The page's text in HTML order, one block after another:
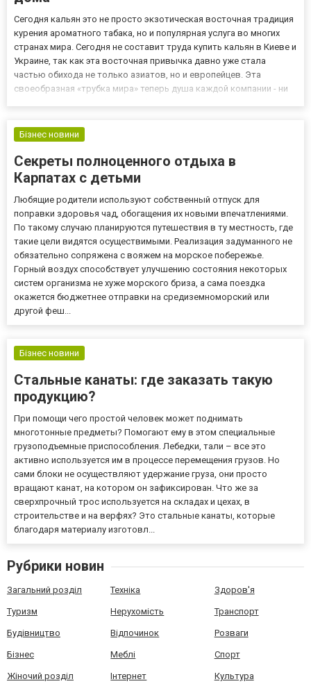
Сегодня кальян это не просто экзотическая восточная традиция
курения ароматного табака, но и популярная услуга во многих
странах мира. Сегодня не составит труда купить кальян в Киеве и
Украине, так как эта восточная привычка давно уже стала
частью обихода не только азиатов, но и европейцев. Эта
своеобразная «трубка мира» теперь душа каждой компании - ни
Бізнес новини
Секреты полноценного отдыха в
Карпатах с детьми
Любящие родители используют собственный отпуск для
поправки здоровья чад, обогащения их новыми впечатлениями.
По такому случаю планируются путешествия в ту местность, где
такие цели видятся осуществимыми. Реализация задуманного не
обязательно сопряжена с вояжем на морское побережье.
Горный воздух способствует улучшению состояния некоторых
систем организма не хуже морского бриза, а сама поездка
окажется бюджетнее отправки на средиземноморский или
другой феш...
Бізнес новини
Стальные канаты: где заказать такую
продукцию?
При помощи чего простой человек может поднимать
многотонные предметы? Помогают ему в этом специальные
грузоподъемные приспособления. Лебедки, тали – все это
активно используется им в процессе перемещения грузов. Но
сами блоки не осуществляют удержание груза, они просто
вращают канат, на котором он зафиксирован. Что же за
сверхпрочный трос используется на складах и цехах, в
строительстве и на верфях? Это стальные канаты, которые
благодаря материалу изготовл...
Рубрики новин
Загальний розділ Техніка Здоров'я
Туризм Нерухомість Транспорт
Будівництво Відпочинок Розваги
Бізнес Меблі Спорт
Жіночий розділ Інтернет Культура